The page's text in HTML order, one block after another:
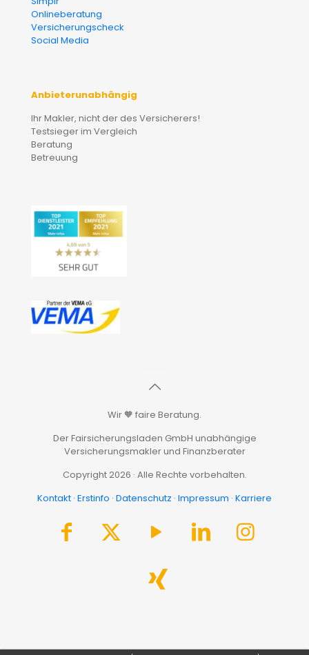
Onlineberatung
Versicherungscheck
Social Media
Anbieterunabhängig
Ihr Makler, nicht der des Versicherers!
Testsieger im Vergleich
Beratung
Betreuung
Wir 🧡 faire Beratung.
Der Fairsicherungsladen GmbH unabhängige
Versicherungsmakler und Finanzberater
Copyright 2026 · Alle Rechte vorbehalten.
Kontakt · Erstinfo · Datenschutz · Impressum · Karriere